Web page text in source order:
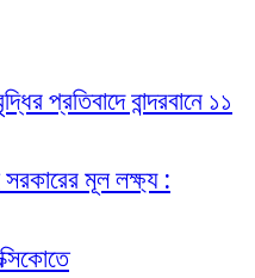
প্রতিবাদে বান্দরবানে ১১
সরকারের মূল লক্ষ্য :